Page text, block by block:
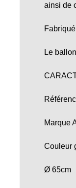
ainsi de
Le
Marque
Couleur
Ø 65cm